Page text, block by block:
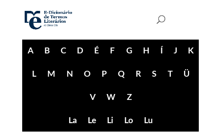
A B C D É F G H Í J K
L M N O P Q R S T Ü
V W Z
La Le Li Lo Lu